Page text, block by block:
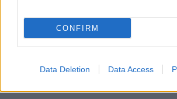
CONFIRM
Data Deletion Data Access
Nem szeretne lemaradni semmiről? Csak egy
postaládájába érkezik!